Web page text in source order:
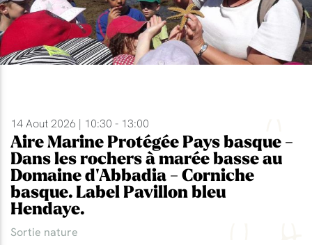
14 Aout 2026 | 10:30 - 13:00
Aire Marine Protégée Pays basque -
Dans les rochers à marée basse au
Domaine d'Abbadia - Corniche
basque. Label Pavillon bleu
Hendaye.
Sortie nature